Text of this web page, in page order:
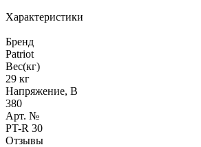
Характеристики
Бренд
Patriot
Вес(кг)
29 кг
Напряжение, В
380
Арт. №
PT-R 30
Отзывы